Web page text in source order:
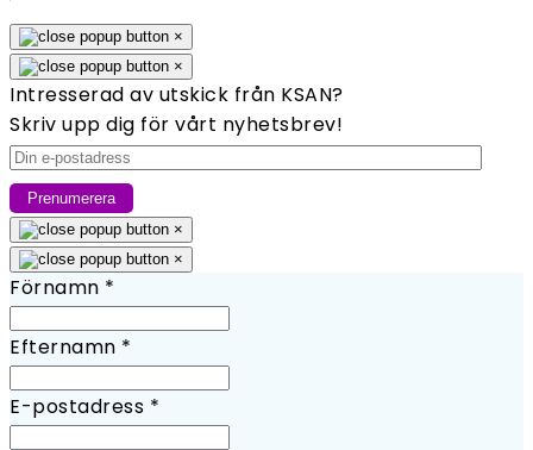
×
×
Intresserad av utskick från KSAN?
Skriv upp dig för vårt nyhetsbrev!
×
×
Förnamn *
Efternamn *
E-postadress *